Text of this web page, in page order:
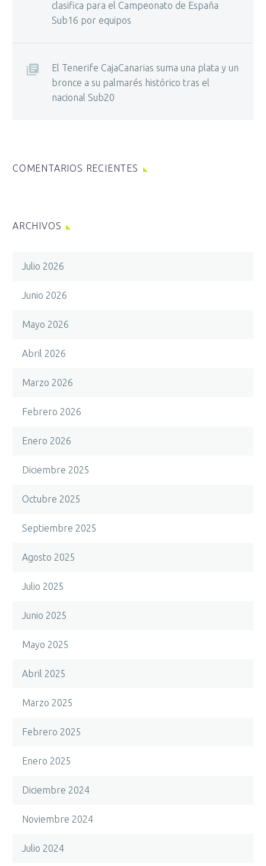
clasifica para el Campeonato de España
Sub16 por equipos
El Tenerife CajaCanarias suma una plata y un
bronce a su palmarés histórico tras el
nacional Sub20
COMENTARIOS RECIENTES
ARCHIVOS
Julio 2026
Junio 2026
Mayo 2026
Abril 2026
Marzo 2026
Febrero 2026
Enero 2026
Diciembre 2025
Octubre 2025
Septiembre 2025
Agosto 2025
Julio 2025
Junio 2025
Mayo 2025
Abril 2025
Marzo 2025
Febrero 2025
Enero 2025
Diciembre 2024
Noviembre 2024
Julio 2024